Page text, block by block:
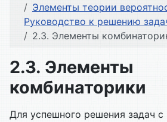
Элементы теории
Руководство к решению
2.3. Элементы
2.3. Элементы
комбинаторики
Для успешного решения задач с